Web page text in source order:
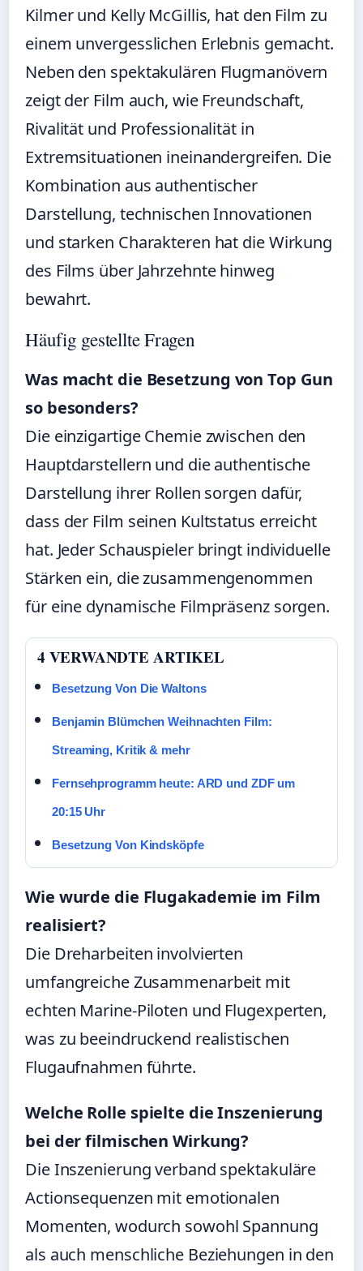
Kilmer und Kelly McGillis, hat den Film zu
einem unvergesslichen Erlebnis gemacht.
Neben den spektakulären Flugmanövern
zeigt der Film auch, wie Freundschaft,
Rivalität und Professionalität in
Extremsituationen ineinandergreifen. Die
Kombination aus authentischer
Darstellung, technischen Innovationen
und starken Charakteren hat die Wirkung
des Films über Jahrzehnte hinweg
bewahrt.
Häufig gestellte Fragen
Was macht die Besetzung von Top Gun
so besonders?
Die einzigartige Chemie zwischen den
Hauptdarstellern und die authentische
Darstellung ihrer Rollen sorgen dafür,
dass der Film seinen Kultstatus erreicht
hat. Jeder Schauspieler bringt individuelle
Stärken ein, die zusammengenommen
für eine dynamische Filmpräsenz sorgen.
4 VERWANDTE ARTIKEL
Besetzung Von Die Waltons
Benjamin Blümchen Weihnachten Film:
Streaming, Kritik & mehr
Fernsehprogramm heute: ARD und ZDF um
20:15 Uhr
Besetzung Von Kindsköpfe
Wie wurde die Flugakademie im Film
realisiert?
Die Dreharbeiten involvierten
umfangreiche Zusammenarbeit mit
echten Marine-Piloten und Flugexperten,
was zu beeindruckend realistischen
Flugaufnahmen führte.
Welche Rolle spielte die Inszenierung
bei der filmischen Wirkung?
Die Inszenierung verband spektakuläre
Actionsequenzen mit emotionalen
Momenten, wodurch sowohl Spannung
als auch menschliche Beziehungen in den